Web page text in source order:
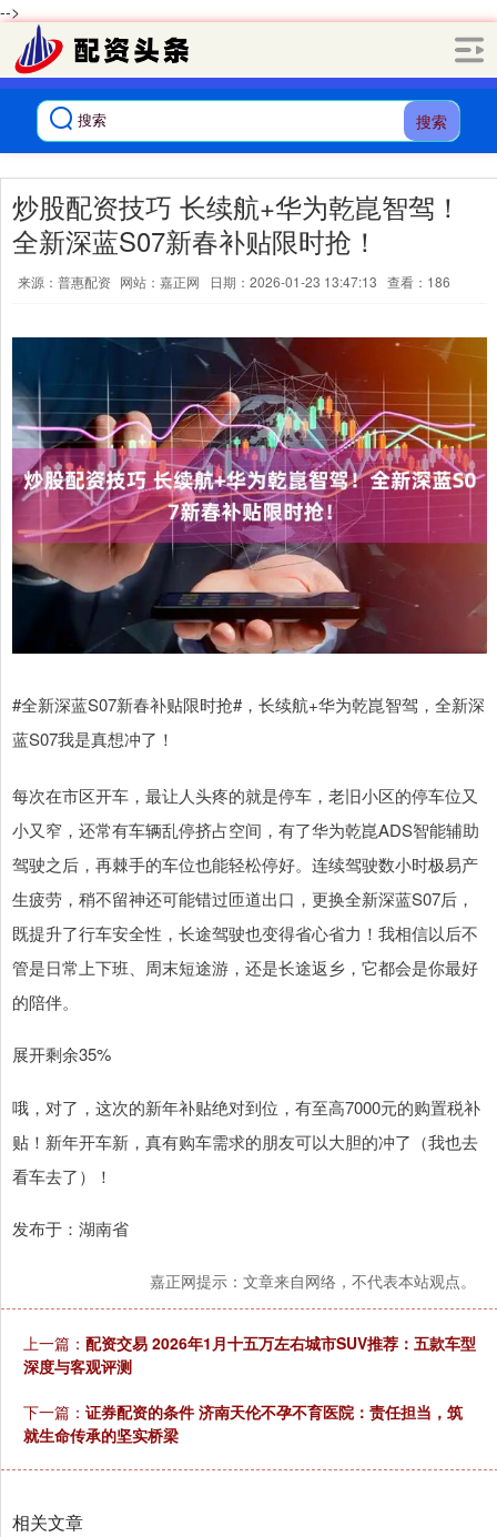
-->
搜索
炒股配资技巧 长续航+华为乾崑智驾！
全新深蓝S07新春补贴限时抢！
来源：普惠配资 网站：嘉正网 日期：2026-01-23 13:47:13 查看：186
#全新深蓝S07新春补贴限时抢#，长续航+华为乾崑智驾，全新深
蓝S07我是真想冲了！
每次在市区开车，最让人头疼的就是停车，老旧小区的停车位又
小又窄，还常有车辆乱停挤占空间，有了华为乾崑ADS智能辅助
驾驶之后，再棘手的车位也能轻松停好。连续驾驶数小时极易产
生疲劳，稍不留神还可能错过匝道出口，更换全新深蓝S07后，
既提升了行车安全性，长途驾驶也变得省心省力！我相信以后不
管是日常上下班、周末短途游，还是长途返乡，它都会是你最好
的陪伴。
展开剩余35%
哦，对了，这次的新年补贴绝对到位，有至高7000元的购置税补
贴！新年开车新，真有购车需求的朋友可以大胆的冲了（我也去
看车去了）！
发布于：湖南省
嘉正网提示：文章来自网络，不代表本站观点。
上一篇： 配资交易 2026年1月十五万左右城市SUV推荐：五款车型
深度与客观评测
下一篇： 证券配资的条件 济南天伦不孕不育医院：责任担当，筑
就生命传承的坚实桥梁
相关文章